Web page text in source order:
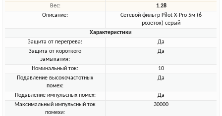
Вес:
1.28
Описание:
Сетевой фильтр Pilot X-Pro 5м (6
розеток) серый
Характеристики
Защита от перегрева:
Да
Защита от короткого
замыкания:
Да
Номинальный ток:
10
Подавление высокочастотных
помех:
Да
Подавление импульсных помех:
Да
Максимальный импульсный ток
помехи:
30000